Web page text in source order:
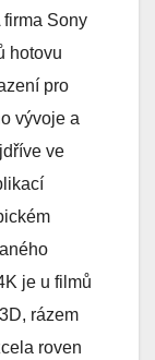
Sony
hotovu
pro
vývoje a
ve
je u filmů
rázem
roven